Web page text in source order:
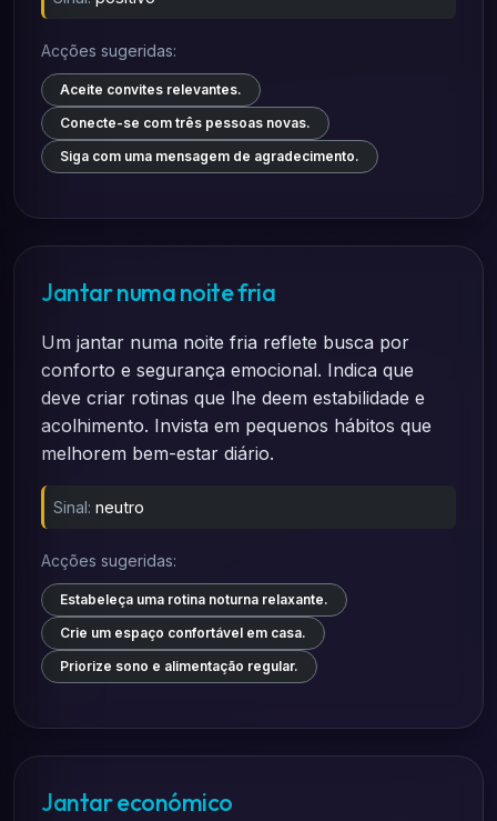
Acções sugeridas:
Aceite convites relevantes.
Conecte-se com três pessoas novas.
Siga com uma mensagem de agradecimento.
Jantar numa noite fria
Um jantar numa noite fria reflete busca por
conforto e segurança emocional. Indica que
deve criar rotinas que lhe deem estabilidade e
acolhimento. Invista em pequenos hábitos que
melhorem bem-estar diário.
Sinal: neutro
Acções sugeridas:
Estabeleça uma rotina noturna relaxante.
Crie um espaço confortável em casa.
Priorize sono e alimentação regular.
Jantar económico